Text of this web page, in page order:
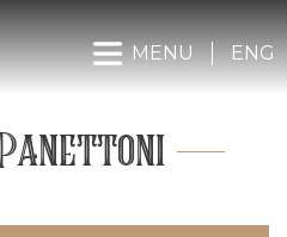
MENU ENG